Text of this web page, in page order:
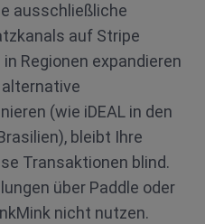
ausschließliche
auf Stripe
Regionen expandieren
(wie iDEAL in den
bleibt Ihre
Transaktionen blind.
über Paddle oder
nicht nutzen.